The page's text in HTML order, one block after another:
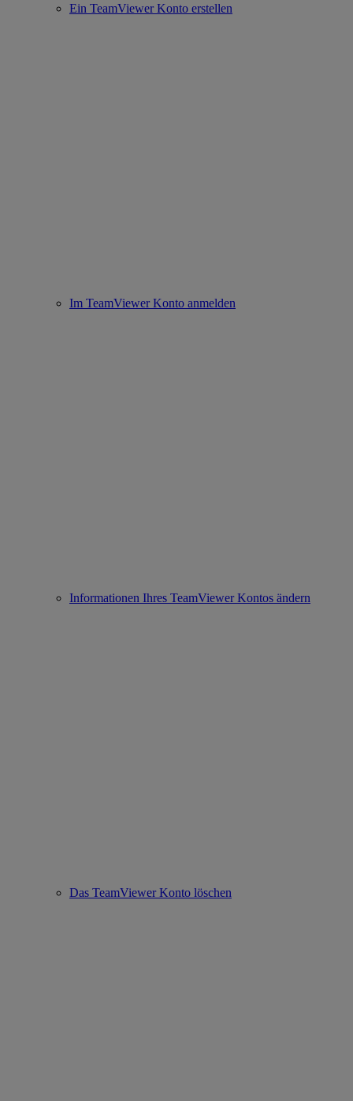
Ein TeamViewer Konto erstellen
Im TeamViewer Konto anmelden
Informationen Ihres TeamViewer Kontos ändern
Das TeamViewer Konto löschen